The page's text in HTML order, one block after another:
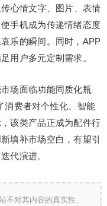
心情文字、图片、表情
手机成为传递情绪态度
乐的瞬间。同时，APP
用户多元定制需求。
场面临功能同质化瓶
消费者对个性化、智能
该类产品正成为配件行
填补市场空白，有望引
代演进。
不对其内容的真实性、